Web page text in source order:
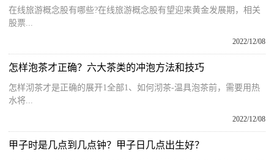
在线旅游概念股有哪些?在线旅游概念股有望迎来黄金发展期，相关
股票...
2022/12/08
怎样泡茶才正确？六大茶类的冲泡方法和技巧
怎样沏茶才是正确的展开1全部1、如何沏茶-温具泡茶前，需要用热
水将...
2022/12/08
甲子时是几点到几点钟？甲子日几点出生好？